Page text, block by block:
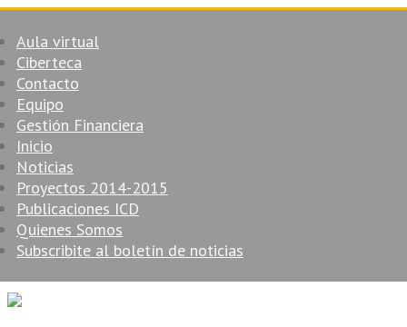
Aula virtual
Ciberteca
Contacto
Equipo
Gestión Financiera
Inicio
Noticias
Proyectos 2014-2015
Publicaciones ICD
Quienes Somos
Subscribite al boletín de noticias